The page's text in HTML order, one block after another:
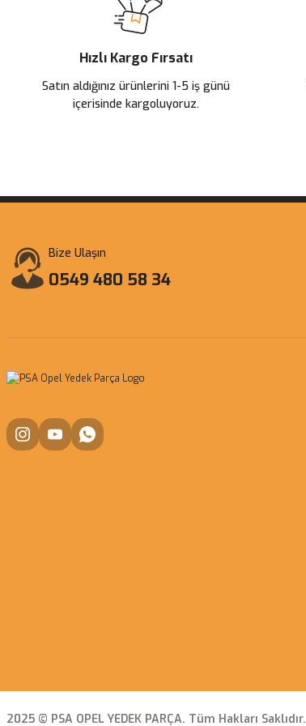
Ürün bilgilerinde hatalar bulunuyor.
Ürün fiyatı diğer sitelerden daha pahalı.
Bu ürüne benzer farklı alternatifler olmalı.
Hızlı Kargo Fırsatı
Satın aldığınız ürünlerini 1-5 iş günü
içerisinde kargoluyoruz.
Bize Ulaşın
0549 480 58 34
2025 © PSA OPEL YEDEK PARÇA. Tüm Hakları Saklıdır.